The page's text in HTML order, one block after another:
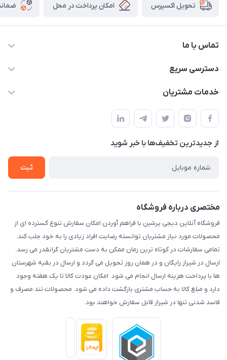
تحویل اکسپرس امکان پرداخت در محل
تماس با ما
09172138137
دسترسی سریع
حساب کاربری
لیست محصولات
درباره ما
خدمات مشتریان
قوانین و مقررات
حریم خصوصی
راهنما
از جدید‌ترین تخفیف‌ها با‌ خبر شوید
ثبت
مختصری درباره فروشگاه
فروشگاه آنلاین دیجی پرشین با فراهم آوردن امکان سفارش تنوع گسترده ای از
محصولات مورد نیاز مشتریان توانسته رضایت افراد زیادی را به خود جلب کند.
تمامی سفارشات در کوتاه ترین زمان ممکن به دست مشتریان گرانقدر می رسد.
ارسال در شیراز رایگان و در همان روز تحویل می گردد و ارسال در بقیه شهرستان
ها با پرداخت هزینه ارسال انجام می شود. امکان عودت کالا تا یک هفته وجود
دارد و مبلغ کالا به حساب مشتری بازگشت داده می شود. محصولات تند مصرف و
فاسد شدنی تنها در شیراز قابل سفارش خواهند بود.